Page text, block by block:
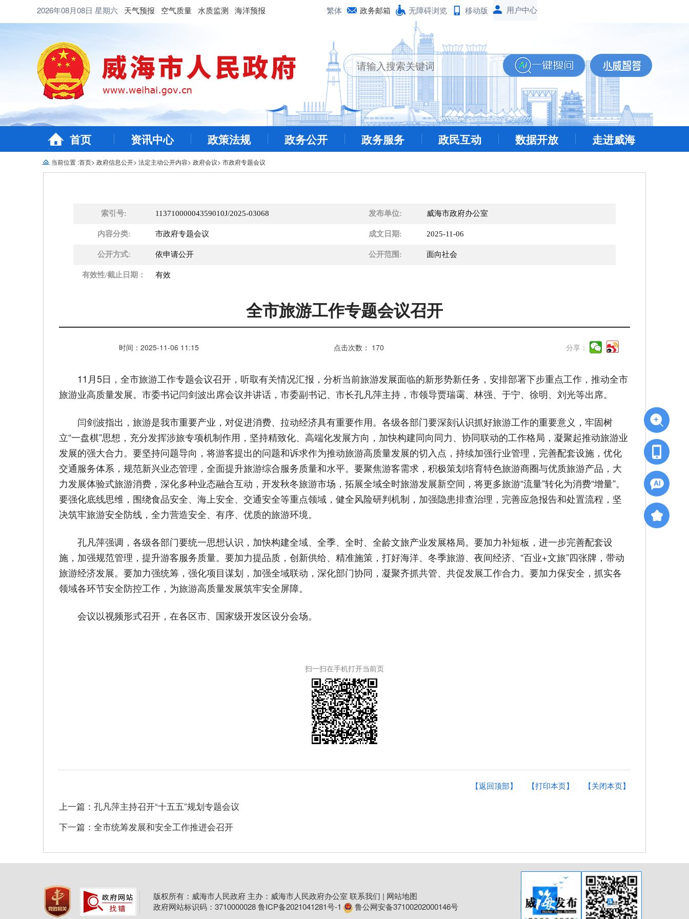
2026年08月08日 星期六 天气预报 空气质量 水质监测 海洋预报 繁体 政务邮箱 无障碍浏览 移动版
首页 资讯中心 政策法规 政务公开 政务服务 政民互动 数据开放 走进威海
当前位置 :首页> 政府信息公开> 法定主动公开内容> 政府会议> 市政府专题会议
索引号: 11371000004359010J/2025-03068 发布单位: 威海市政府办公室
内容分类: 市政府专题会议 成文日期: 2025-11-06
公开方式: 依申请公开 公开范围: 面向社会
有效性/截止日期： 有效
全市旅游工作专题会议召开
时间： 2025-11-06 11:15 点击次数： 170 分享：
11月5日，全市旅游工作专题会议召开，听取有关情况汇报，分析当前旅游发展面临的新形势新任务，安排部署下步重点工作，推动全市
旅游业高质量发展。市委书记闫剑波出席会议并讲话，市委副书记、市长孔凡萍主持，市领导贾瑞霭、林强、于宁、徐明、刘光等出席。
闫剑波指出，旅游是我市重要产业，对促进消费、拉动经济具有重要作用。各级各部门要深刻认识抓好旅游工作的重要意义，牢固树
立“一盘棋”思想，充分发挥涉旅专项机制作用，坚持精致化、高端化发展方向，加快构建同向同力、协同联动的工作格局，凝聚起推动旅游业
发展的强大合力。要坚持问题导向，将游客提出的问题和诉求作为推动旅游高质量发展的切入点，持续加强行业管理，完善配套设施，优化
交通服务体系，规范新兴业态管理，全面提升旅游综合服务质量和水平。要聚焦游客需求，积极策划培育特色旅游商圈与优质旅游产品，大
力发展体验式旅游消费，深化多种业态融合互动，开发秋冬旅游市场，拓展全域全时旅游发展新空间，将更多旅游“流量”转化为消费“增量”。
要强化底线思维，围绕食品安全、海上安全、交通安全等重点领域，健全风险研判机制，加强隐患排查治理，完善应急报告和处置流程，坚
决筑牢旅游安全防线，全力营造安全、有序、优质的旅游环境。
孔凡萍强调，各级各部门要统一思想认识，加快构建全域、全季、全时、全龄文旅产业发展格局。要加力补短板，进一步完善配套设
施，加强规范管理，提升游客服务质量。要加力提品质，创新供给、精准施策，打好海洋、冬季旅游、夜间经济、“百业+文旅”四张牌，带动
旅游经济发展。要加力强统筹，强化项目谋划，加强全域联动，深化部门协同，凝聚齐抓共管、共促发展工作合力。要加力保安全，抓实各
领域各环节安全防控工作，为旅游高质量发展筑牢安全屏障。
会议以视频形式召开，在各区市、国家级开发区设分会场。
扫一扫在手机打开当前页
【关闭本页】
【打印本页】
【返回顶部】
上一篇：孔凡萍主持召开“十五五”规划专题会议
下一篇：全市统筹发展和安全工作推进会召开
版权所有：威海市人民政府 主办：威海市人民政府办公室 联系我们 | 网站地图
政府网站标识码：3710000028鲁ICP备2021041281号-1 鲁公网安备37100202000146号